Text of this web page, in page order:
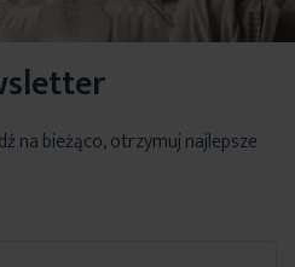
na bieżąco, otrzymuj najlepsze